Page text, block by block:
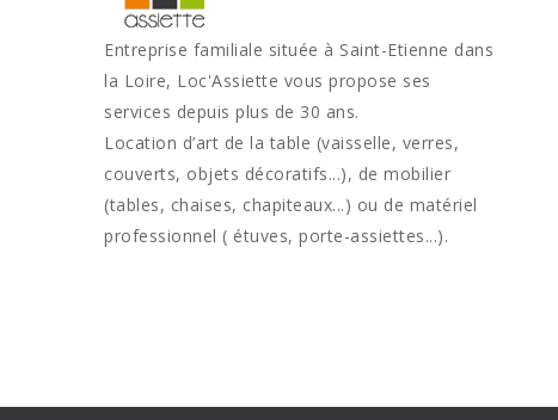
Entreprise familiale située à Saint-Etienne dans
la Loire, Loc'Assiette vous propose ses
services depuis plus de 30 ans.
Location d’art de la table (vaisselle, verres,
couverts, objets décoratifs...), de mobilier
(tables, chaises, chapiteaux...) ou de matériel
professionnel ( étuves, porte-assiettes...).